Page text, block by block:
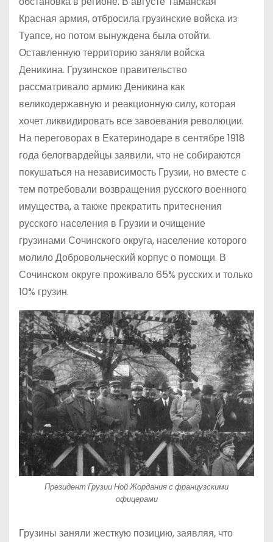
Красная армия, отбросила грузинские войска из
Туапсе, но потом вынуждена была отойти.
Оставленную территорию заняли войска
Деникина. Грузинское правительство
рассматривало армию Деникина как
великодержавную и реакционную силу, которая
хочет ликвидировать все завоевания революции.
На переговорах в Екатеринодаре в сентябре 1918
года белогвардейцы заявили, что не собираются
покушаться на независимость Грузии, но вместе с
тем потребовали возвращения русского военного
имущества, а также прекратить притеснения
русского населения в Грузии и очищение
грузинами Сочинского округа, население которого
молило Добровольческий корпус о помощи. В
Сочинском округе проживало 65% русских и только
10% грузин.
Президент Грузии Ной Жордания с французскими
офицерами
Грузины заняли жесткую позицию, заявляя, что